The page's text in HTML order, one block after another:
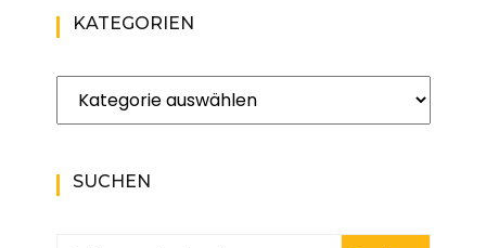
KATEGORIEN
Kategorien
SUCHEN